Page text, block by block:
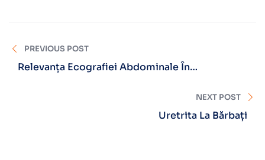
PREVIOUS POST
Relevanța Ecografiei Abdominale În
NEXT POST
Uretrita La Bărbați